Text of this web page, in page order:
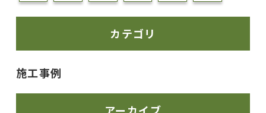
カテゴリ
施工事例